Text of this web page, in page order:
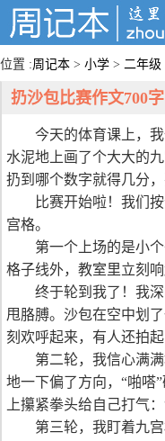
位置 :周记本 > 小学 > 二年级
扔沙包比赛作文700字
今天的体育课上，
水泥地上画了个大大的
扔到哪个数字就得几分
比赛开始啦！我们
宫格。
第一个上场的是小
格子线外，教室里立刻
终于轮到我了！我
甩胳膊。沙包在空中划
刻欢呼起来，有人还拍
第二轮，我信心满
地一下偏了方向，“啪嗒
上攥紧拳头给自己打气
第三轮，我盯着九